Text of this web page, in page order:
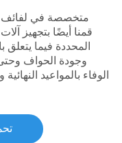
متخصصة في لفائف
قمنا أيضًا بتجهيز
المحددة فيما
وجودة الحواف
الوفاء بالمواعيد